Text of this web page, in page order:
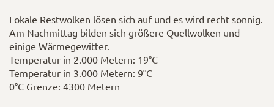
Lokale Restwolken lösen sich auf und es wird recht sonnig.
Am Nachmittag bilden sich größere Quellwolken und
einige Wärmegewitter.
Temperatur in 2.000 Metern: 19°C
Temperatur in 3.000 Metern: 9°C
0°C Grenze: 4300 Metern